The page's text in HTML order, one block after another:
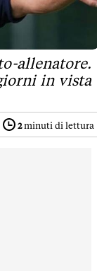
allenatore.
in vista
2minuti di lettura